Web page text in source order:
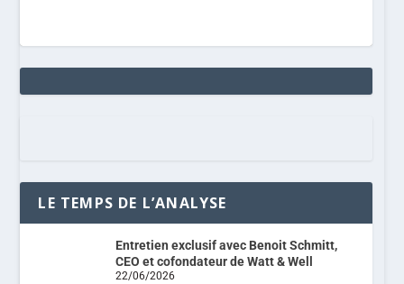
LE TEMPS DE L’ANALYSE
Entretien exclusif avec Benoit Schmitt,
CEO et cofondateur de Watt & Well
22/06/2026